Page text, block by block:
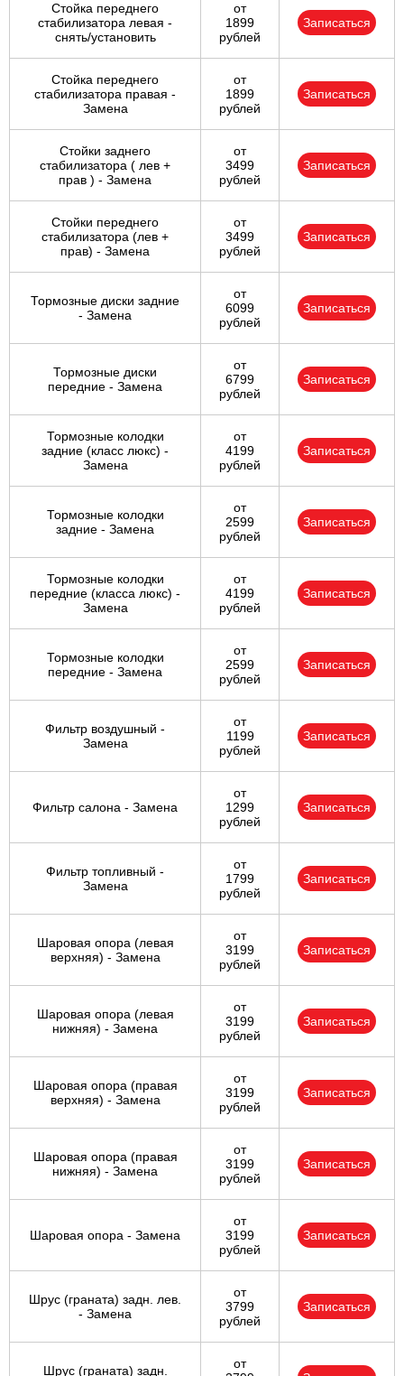
Стойка переднего
стабилизатора левая -
снять/установить
от
1899
рублей
Записаться
Стойка переднего
стабилизатора правая -
Замена
от
1899
рублей
Записаться
Стойки заднего
стабилизатора ( лев +
прав ) - Замена
от
3499
рублей
Записаться
Стойки переднего
стабилизатора (лев +
прав) - Замена
от
3499
рублей
Записаться
Тормозные диски задние
- Замена
от
6099
рублей
Записаться
Тормозные диски
передние - Замена
от
6799
рублей
Записаться
Тормозные колодки
задние (класс люкс) -
Замена
от
4199
рублей
Записаться
Тормозные колодки
задние - Замена
от
2599
рублей
Записаться
Тормозные колодки
передние (класса люкс) -
Замена
от
4199
рублей
Записаться
Тормозные колодки
передние - Замена
от
2599
рублей
Записаться
Фильтр воздушный -
Замена
от
1199
рублей
Записаться
Фильтр салона - Замена
от
1299
рублей
Записаться
Фильтр топливный -
Замена
от
1799
рублей
Записаться
Шаровая опора (левая
верхняя) - Замена
от
3199
рублей
Записаться
Шаровая опора (левая
нижняя) - Замена
от
3199
рублей
Записаться
Шаровая опора (правая
верхняя) - Замена
от
3199
рублей
Записаться
Шаровая опора (правая
нижняя) - Замена
от
3199
рублей
Записаться
Шаровая опора - Замена
от
3199
рублей
Записаться
Шрус (граната) задн. лев.
- Замена
от
3799
рублей
Записаться
Шрус (граната) задн.
от